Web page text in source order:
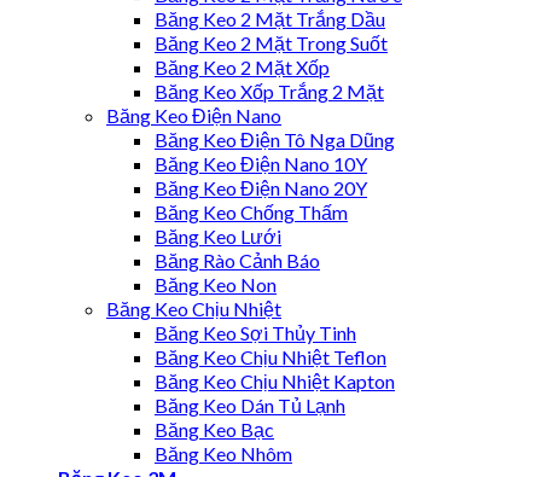
Băng Keo 2 Mặt Trắng Dầu
Băng Keo 2 Mặt Trong Suốt
Băng Keo 2 Mặt Xốp
Băng Keo Xốp Trắng 2 Mặt
Băng Keo Điện Nano
Băng Keo Điện Tô Nga Dũng
Băng Keo Điện Nano 10Y
Băng Keo Điện Nano 20Y
Băng Keo Chống Thấm
Băng Keo Lưới
Băng Rào Cảnh Báo
Băng Keo Non
Băng Keo Chịu Nhiệt
Băng Keo Sợi Thủy Tinh
Băng Keo Chịu Nhiệt Teflon
Băng Keo Chịu Nhiệt Kapton
Băng Keo Dán Tủ Lạnh
Băng Keo Bạc
Băng Keo Nhôm